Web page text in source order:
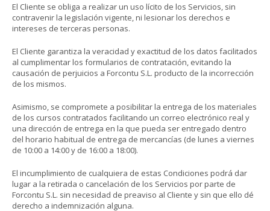
El Cliente se obliga a realizar un uso lícito de los Servicios, sin
contravenir la legislación vigente, ni lesionar los derechos e
intereses de terceras personas.
El Cliente garantiza la veracidad y exactitud de los datos facilitados
al cumplimentar los formularios de contratación, evitando la
causación de perjuicios a Forcontu S.L. producto de la incorrección
de los mismos.
Asimismo, se compromete a posibilitar la entrega de los materiales
de los cursos contratados facilitando un correo electrónico real y
una dirección de entrega en la que pueda ser entregado dentro
del horario habitual de entrega de mercancías (de lunes a viernes
de 10:00 a 14:00 y de 16:00 a 18:00).
El incumplimiento de cualquiera de estas Condiciones podrá dar
lugar a la retirada o cancelación de los Servicios por parte de
Forcontu S.L. sin necesidad de preaviso al Cliente y sin que ello dé
derecho a indemnización alguna.